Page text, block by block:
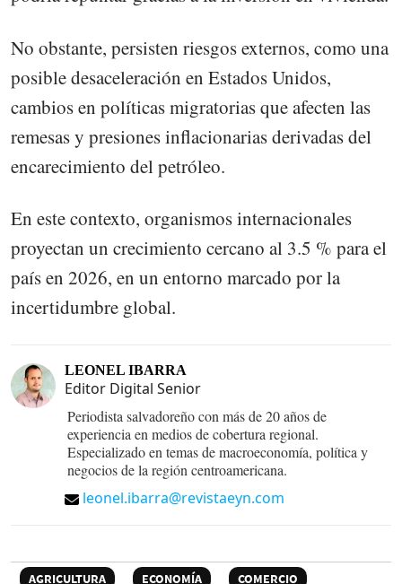
No obstante, persisten riesgos externos, como una
posible desaceleración en Estados Unidos,
cambios en políticas migratorias que afecten las
remesas y presiones inflacionarias derivadas del
encarecimiento del petróleo.
En este contexto, organismos internacionales
proyectan un crecimiento cercano al 3.5 % para el
país en 2026, en un entorno marcado por la
incertidumbre global.
LEONEL IBARRA
Editor Digital Senior
Periodista salvadoreño con más de 20 años de
experiencia en medios de cobertura regional.
Especializado en temas de macroeconomía, política y
negocios de la región centroamericana.
leonel.ibarra@revistaeyn.com
AGRICULTURA ECONOMÍA
COMERCIO